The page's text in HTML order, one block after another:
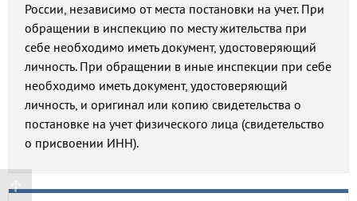
России, независимо от места постановки на учет. При
обращении в инспекцию по месту жительства при
себе необходимо иметь документ, удостоверяющий
личность. При обращении в иные инспекции при себе
необходимо иметь документ, удостоверяющий
личность, и оригинал или копию свидетельства о
постановке на учет физического лица (свидетельство
о присвоении ИНН).